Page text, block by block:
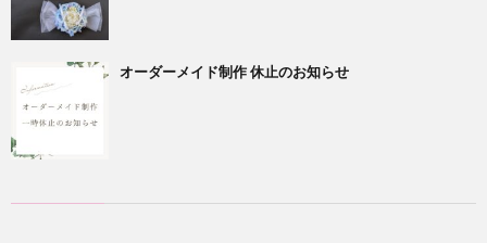
オーダーメイド制作 休止のお知らせ